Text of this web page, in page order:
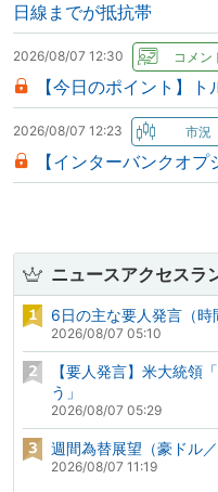
日線までが抵抗帯
2026/08/07 12:30
【今日のポイント】ト
2026/08/07 12:23
【インターバンクオプ
ニュースアクセスラ
6日の主な要人発言（時
2026/08/07 05:10
【要人発言】米大統領
う」
2026/08/07 05:29
週間為替展望（豪ドル
2026/08/07 11:19